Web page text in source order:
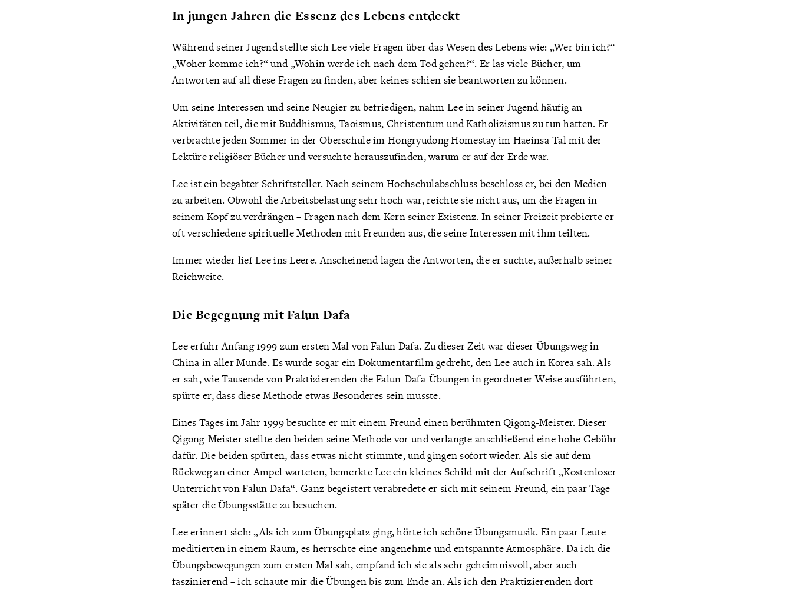
In jungen Jahren die Essenz des Lebens entdeckt
Während seiner Jugend stellte sich Lee viele Fragen über das Wesen des Lebens wie: „Wer bin ich?“
„Woher komme ich?“ und „Wohin werde ich nach dem Tod gehen?“. Er las viele Bücher, um
Antworten auf all diese Fragen zu finden, aber keines schien sie beantworten zu können.
Um seine Interessen und seine Neugier zu befriedigen, nahm Lee in seiner Jugend häufig an
Aktivitäten teil, die mit Buddhismus, Taoismus, Christentum und Katholizismus zu tun hatten. Er
verbrachte jeden Sommer in der Oberschule im Hongryudong Homestay im Haeinsa-Tal mit der
Lektüre religiöser Bücher und versuchte herauszufinden, warum er auf der Erde war.
Lee ist ein begabter Schriftsteller. Nach seinem Hochschulabschluss beschloss er, bei den Medien
zu arbeiten. Obwohl die Arbeitsbelastung sehr hoch war, reichte sie nicht aus, um die Fragen in
seinem Kopf zu verdrängen – Fragen nach dem Kern seiner Existenz. In seiner Freizeit probierte er
oft verschiedene spirituelle Methoden mit Freunden aus, die seine Interessen mit ihm teilten.
Immer wieder lief Lee ins Leere. Anscheinend lagen die Antworten, die er suchte, außerhalb seiner
Reichweite.
Die Begegnung mit Falun Dafa
Lee erfuhr Anfang 1999 zum ersten Mal von Falun Dafa. Zu dieser Zeit war dieser Übungsweg in
China in aller Munde. Es wurde sogar ein Dokumentarfilm gedreht, den Lee auch in Korea sah. Als
er sah, wie Tausende von Praktizierenden die Falun-Dafa-Übungen in geordneter Weise ausführten,
spürte er, dass diese Methode etwas Besonderes sein musste.
Eines Tages im Jahr 1999 besuchte er mit einem Freund einen berühmten Qigong-Meister. Dieser
Qigong-Meister stellte den beiden seine Methode vor und verlangte anschließend eine hohe Gebühr
dafür. Die beiden spürten, dass etwas nicht stimmte, und gingen sofort wieder. Als sie auf dem
Rückweg an einer Ampel warteten, bemerkte Lee ein kleines Schild mit der Aufschrift „Kostenloser
Unterricht von Falun Dafa“. Ganz begeistert verabredete er sich mit seinem Freund, ein paar Tage
später die Übungsstätte zu besuchen.
Lee erinnert sich: „Als ich zum Übungsplatz ging, hörte ich schöne Übungsmusik. Ein paar Leute
meditierten in einem Raum, es herrschte eine angenehme und entspannte Atmosphäre. Da ich die
Übungsbewegungen zum ersten Mal sah, empfand ich sie als sehr geheimnisvoll, aber auch
faszinierend – ich schaute mir die Übungen bis zum Ende an. Als ich den Praktizierenden dort